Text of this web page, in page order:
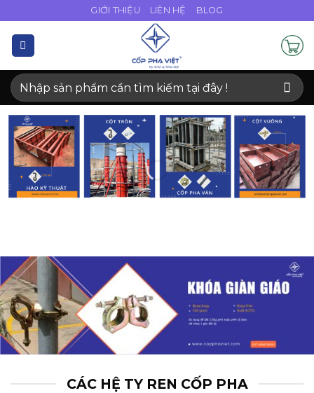
dung
GIỚI THIỆU LIÊN HỆ BLOG
Tìm
kiếm:
CÁC HỆ TY REN CỐP PHA